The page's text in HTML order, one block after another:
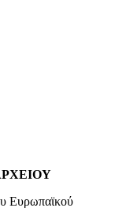
Ευρωπαϊκού